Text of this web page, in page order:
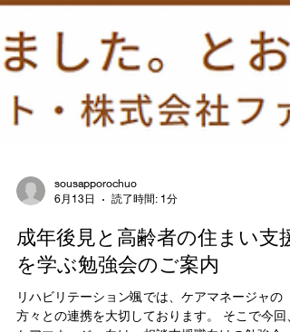
6月13日
読了時間: 1分
成年後見と高齢者の住まい支援
を学ぶ勉強会のご案内
リハビリテーション颯では、ケアマネージャの